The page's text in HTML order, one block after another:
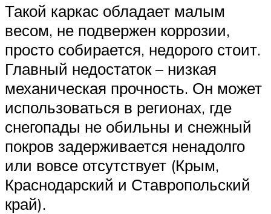
Такой каркас обладает малым
весом, не подвержен коррозии,
просто собирается, недорого стоит.
Главный недостаток – низкая
механическая прочность. Он может
использоваться в регионах, где
снегопады не обильны и снежный
покров задерживается ненадолго
или вовсе отсутствует (Крым,
Краснодарский и Ставропольский
край).